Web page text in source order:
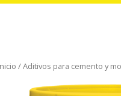
/Aditivos para cemento y